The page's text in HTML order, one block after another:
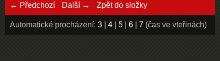
← Předchozí Další → Zpět do složky
Automatické procházení: 3 4 5 6 7 (čas ve vteřinách)